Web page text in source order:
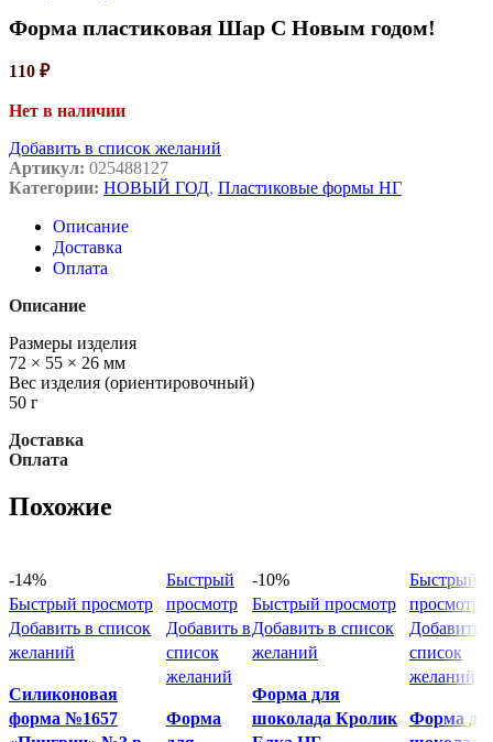
Форма пластиковая Шар С Новым годом!
110 ₽
Нет в наличии
Добавить в список желаний
Артикул: 025488127
Категории: НОВЫЙ ГОД, Пластиковые формы НГ
Описание
Доставка
Оплата
Описание
Размеры изделия
72 × 55 × 26 мм
Вес изделия (ориентировочный)
50 г
Доставка
Оплата
Похожие
-14%
Быстрый просмотр
Добавить в список
желаний
Силиконовая
форма №1657
Быстрый
просмотр
Добавить в
список
желаний
Форма
-10%
Быстрый просмотр
Добавить в список
желаний
Форма для
шоколада Кролик
Быстрый
просмотр
Добавить в
список
желаний
Форма